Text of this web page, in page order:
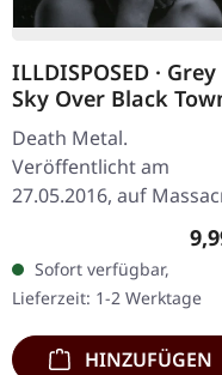
ILLDISPOSED · Grey
Sky Over Black
CD
Death Metal.
Veröffentlicht am
27.05.2016, auf
Records. CD im
Als die dänischen
Metal-Giganten
Illdisposed 2016 ihr
Werk…
Sofort verfügbar,
Lieferzeit: 1-2 Werktage
HINZUFÜGEN